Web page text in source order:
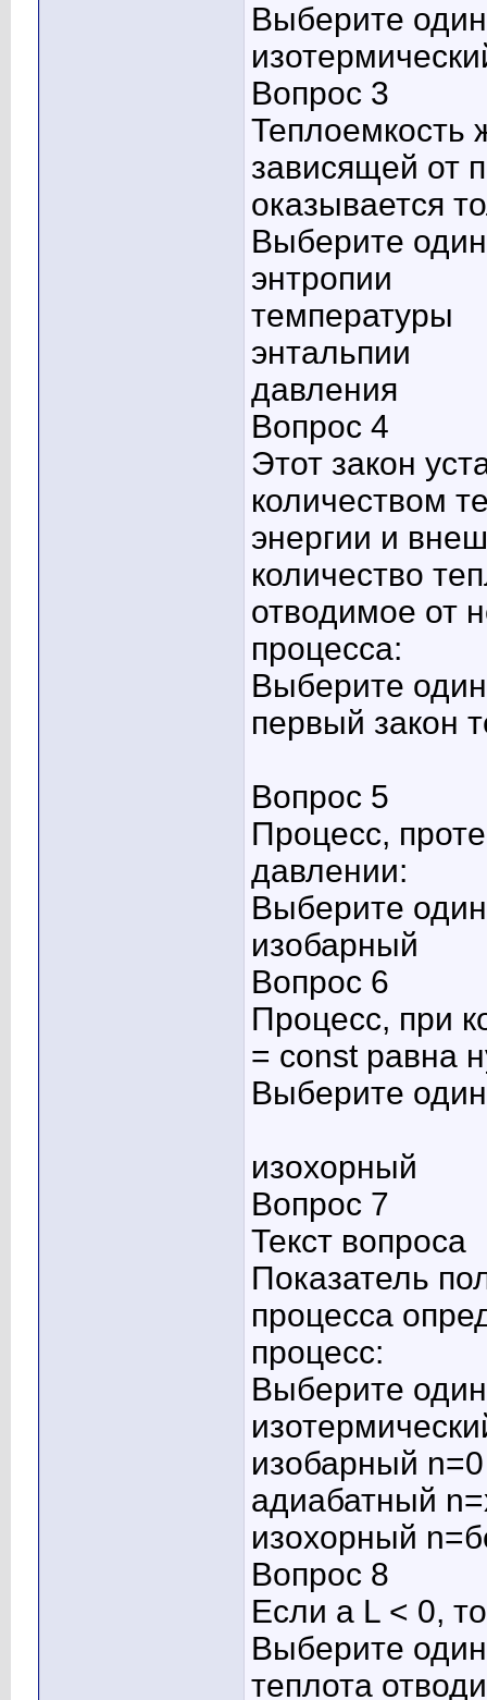
Выберите
Вопрос 3
Теплоемкость
зависящей от
оказывается
Выберите
энтропии
температуры
энтальпии
давления
Вопрос 4
Этот закон
количеством
энергии и
количество
отводимое от
процесса:
Выберите
первый закон
Вопрос 5
Процесс,
давлении:
Выберите
изобарный
Вопрос 6
Процесс, при
= const равна
Выберите
изохорный
Вопрос 7
Текст вопроса
Показатель
процесса
процесс:
Выберите
изобарный n=0
адиабатный
изохорный
Вопрос 8
Если а L < 0,
Выберите
теплота